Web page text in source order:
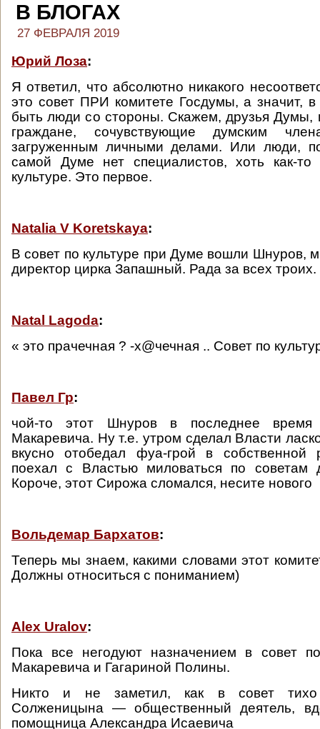
В БЛОГАХ
27 ФЕВРАЛЯ 2019
Юрий Лоза:
Я ответил, что абсолютно никакого
это совет ПРИ комитете Госдумы, а значит, в
быть люди со стороны. Скажем, друзья Думы,
граждане, сочувствующие думским
загруженным личными делами. Или люди,
самой Думе нет специалистов, хоть как-
культуре. Это первое.
Natalia V Koretskaya:
В совет по культуре при Думе вошли Шнуров,
директор цирка Запашный. Рада за всех троих.
Natal Lagoda:
« это прачечная ? -х@чечная .. Совет по
Павел Гр:
чой-то этот Шнуров в последнее
Макаревича. Ну т.е. утром сделал Власти
вкусно отобедал фуа-грой в собственной
поехал с Властью миловаться по советам
Короче, этот Сирожа сломался, несите нового
Вольдемар Бархатов:
Теперь мы знаем, какими словами этот
Должны относиться с пониманием)
Alex Uralov:
Пока все негодуют назначением в совет
Макаревича и Гагариной Полины.
Никто и не заметил, как в совет
Солженицына — общественный деятель,
помощница Александра Исаевича